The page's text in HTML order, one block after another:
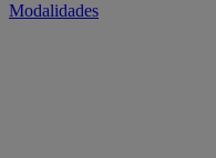
Modalidades